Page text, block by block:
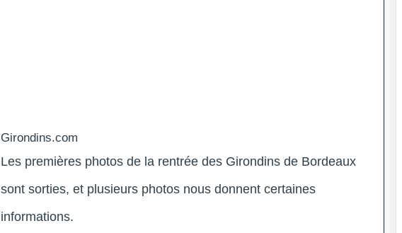
Girondins.com
Les premières photos de la rentrée des Girondins de Bordeaux
sont sorties, et plusieurs photos nous donnent certaines
informations.